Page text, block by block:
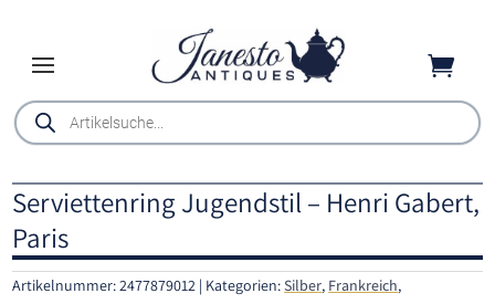

Products
search
Serviettenring Jugendstil – Henri Gabert,
Paris
Artikelnummer:2477879012 Kategorien:Silber, Frankreich,